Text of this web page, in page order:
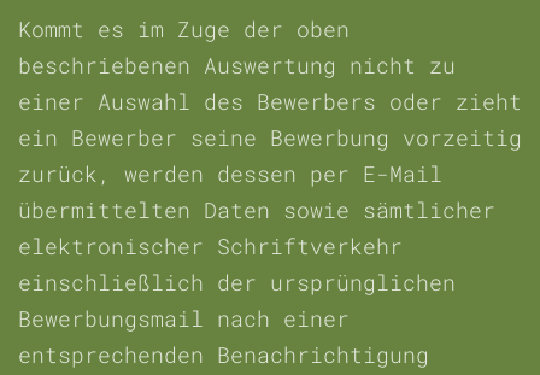
Kommt es im Zuge der oben
beschriebenen Auswertung nicht zu
einer Auswahl des Bewerbers oder zieht
ein Bewerber seine Bewerbung vorzeitig
zurück, werden dessen per E-Mail
übermittelten Daten sowie sämtlicher
elektronischer Schriftverkehr
einschließlich der ursprünglichen
Bewerbungsmail nach einer
entsprechenden Benachrichtigung